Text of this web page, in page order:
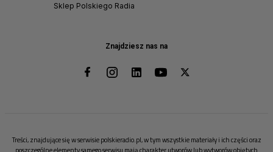
Znajdziesz nas na
Sklep Polskiego Radia
Treści, znajdujące się w serwisie polskieradio.pl, w tym wszystkie materiały i ich części oraz